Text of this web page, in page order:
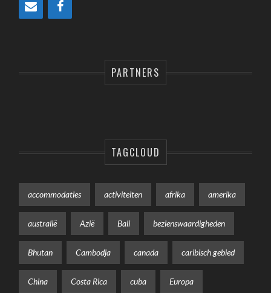
PARTNERS
TAGCLOUD
accommodaties activiteiten afrika amerika
australië Azië Bali bezienswaardigheden
Bhutan Cambodja canada caribisch gebied
China Costa Rica cuba Europa